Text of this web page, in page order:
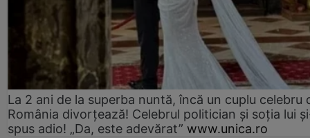
La 2 ani de la superba nuntă, încă un cuplu celebru
România divorțează! Celebrul politician și soția lui
spus adio! „Da, este adevărat” www.unica.ro